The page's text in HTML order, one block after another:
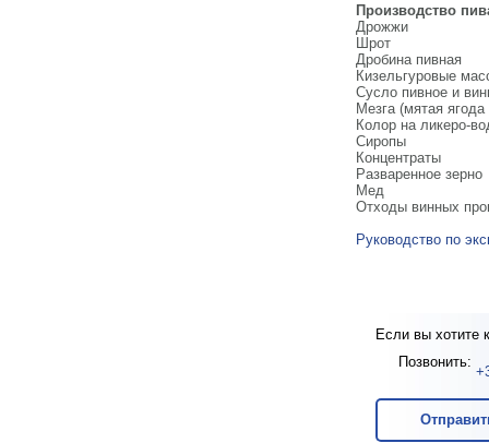
Производство
Дрожжи
Шрот
Дробина пивная
Кизельгуровые
Сусло пивное и
Мезга (мятая ягода
Колор на ликеро-
Сиропы
Концентраты
Разваренное зерно
Мед
Отходы винных
Руководство по
Если вы хотите
Позвонить: